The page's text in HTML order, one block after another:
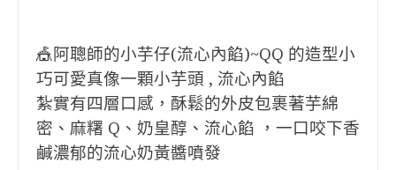
🎪阿聰師的小芋仔(流心內餡)~QQ 的造型小
巧可愛真像一顆小芋頭 , 流心內餡
紮實有四層口感，酥鬆的外皮包裹著芋綿
密、麻糬 Q、奶皇醇、流心餡 ，一口咬下香
鹹濃郁的流心奶黃醬噴發